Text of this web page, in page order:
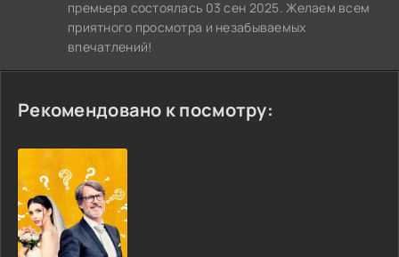
премьера состоялась 03 сен 2025. Желаем всем
приятного просмотра и незабываемых
впечатлений!
Рекомендовано к посмотру: